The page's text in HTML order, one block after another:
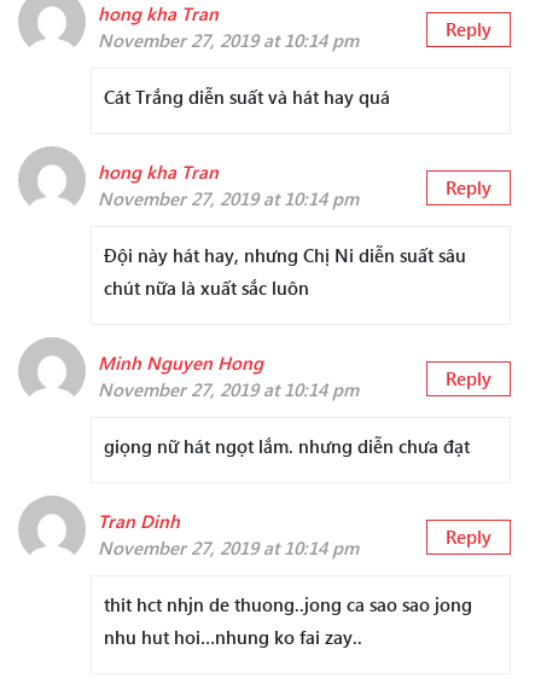
hong kha Tran
November 27, 2019 at 10:14 pm
Reply
Cát Trắng diễn suất và hát hay quá
hong kha Tran
November 27, 2019 at 10:14 pm
Reply
Đội này hát hay, nhưng Chị Ni diễn suất sâu
chút nữa là xuất sắc luôn
Minh Nguyen Hong
November 27, 2019 at 10:14 pm
Reply
giọng nữ hát ngọt lắm. nhưng diễn chưa đạt
Tran Dinh
November 27, 2019 at 10:14 pm
Reply
thit hct nhjn de thuong..jong ca sao sao jong
nhu hut hoi…nhung ko fai zay..